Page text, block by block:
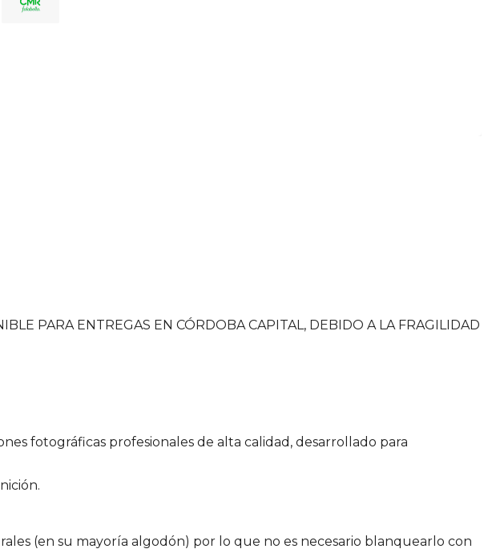
PARA ENTREGAS EN CÓRDOBA CAPITAL, DEBIDO A LA FRAGILIDAD
fotográficas profesionales de alta calidad, desarrollado para
(en su mayoría algodón) por lo que no es necesario blanquearlo con